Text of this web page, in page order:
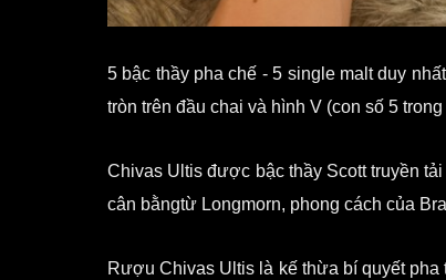
5 bậc thầy pha chế - 5 single malt duy
tròn trên đầu chai và hình V (con số 5
Chivas Ultis được bậc thầy Scott truyền
cân bằngtừ Longmorn, phong cách của
Rượu Chivas Ultis là kế thừa bí quyết